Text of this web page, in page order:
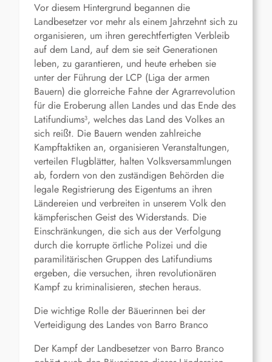
Vor diesem Hintergrund begannen die
Landbesetzer vor mehr als einem Jahrzehnt sich zu
organisieren, um ihren gerechtfertigten Verbleib
auf dem Land, auf dem sie seit Generationen
leben, zu garantieren, und heute erheben sie
unter der Führung der LCP (Liga der armen
Bauern) die glorreiche Fahne der Agrarrevolution
für die Eroberung allen Landes und das Ende des
Latifundiums³, welches das Land des Volkes an
sich reißt. Die Bauern wenden zahlreiche
Kampftaktiken an, organisieren Veranstaltungen,
verteilen Flugblätter, halten Volksversammlungen
ab, fordern von den zuständigen Behörden die
legale Registrierung des Eigentums an ihren
Ländereien und verbreiten in unserem Volk den
kämpferischen Geist des Widerstands. Die
Einschränkungen, die sich aus der Verfolgung
durch die korrupte örtliche Polizei und die
paramilitärischen Gruppen des Latifundiums
ergeben, die versuchen, ihren revolutionären
Kampf zu kriminalisieren, stechen heraus.
Die wichtige Rolle der Bäuerinnen bei der
Verteidigung des Landes von Barro Branco
Der Kampf der Landbesetzer von Barro Branco